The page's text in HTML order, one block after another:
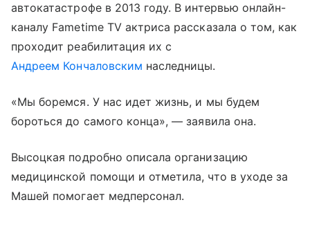
автокатастрофе в 2013 году. В интервью онлайн-
каналу Fametime TV актриса рассказала о том, как
проходит реабилитация их с
Андреем Кончаловским наследницы.
«Мы боремся. У нас идет жизнь, и мы будем
бороться до самого конца», — заявила она.
Высоцкая подробно описала организацию
медицинской помощи и отметила, что в уходе за
Машей помогает медперсонал.